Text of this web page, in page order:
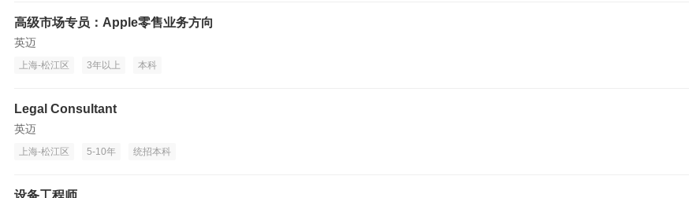
高级市场专员：Apple零售业务方向
英迈
上海-松江区 3年以上 本科
Legal Consultant
英迈
上海-松江区 5-10年 统招本科
设备工程师